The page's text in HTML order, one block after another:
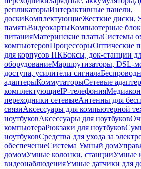
репликаторыИнтерактивные панели,
доскиКомплектующиеЖесткие диски,
памятьВидеокартыКомпьютерные
питанияМатеринские платыСистемы
компьютеровПроцессорыОптические
для корпусов ПКБоксы, док-станции
оборудованиеМаршрутизаторы, DSL-
доступа, усилители сигнала
адаптерыКоммутаторыСетевые
комплектующиеIP-телефония
переходники сетевыеАнтенны для
связиАксессуары для компьютерной
ноутбуковАксессуары для ноутбуков
компьютераРюкзаки для ноутбуков
ноутбуковСредства для ухода за
обеспечениеСистема Умный дом
домомУмные колонки, станцииУмные
видеонаблюденияУмные датчики для